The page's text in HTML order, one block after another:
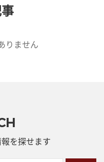
りません
を探せます